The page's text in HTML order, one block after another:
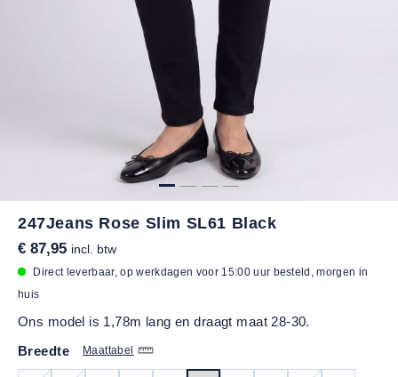
247Jeans Rose Slim SL61 Black
€ 87,95 incl. btw
Direct leverbaar, op werkdagen voor 15:00 uur besteld, morgen in
huis
Ons model is 1,78m lang en draagt maat 28-30.
Maattabel
Breedte